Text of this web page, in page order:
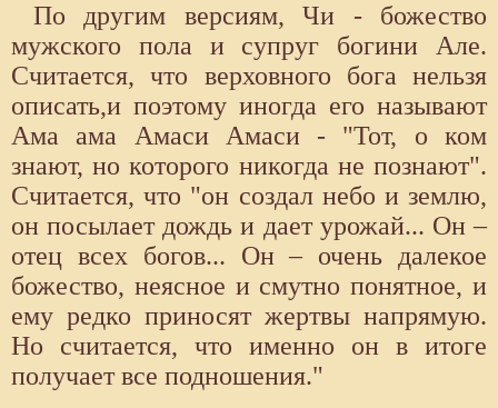
По другим версиям, Чи - божество
мужского пола и супруг богини Але.
Считается, что верховного бога нельзя
описать,и поэтому иногда его называют
Ама ама Амаси Амаси - "Тот, о ком
знают, но которого никогда не познают".
Считается, что "он создал небо и землю,
он посылает дождь и дает урожай... Он –
отец всех богов... Он – очень далекое
божество, неясное и смутно понятное, и
ему редко приносят жертвы напрямую.
Но считается, что именно он в итоге
получает все подношения."